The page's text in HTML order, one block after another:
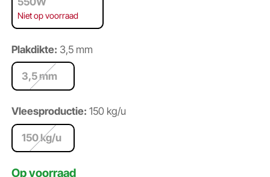
Niet op voorraad
Plakdikte: 3,5 mm
3,5 mm
Vleesproductie: 150 kg/u
150 kg/u
Op voorraad